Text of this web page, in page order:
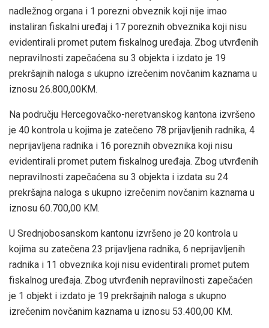
nadležnog organa i 1 porezni obveznik koji nije imao
instaliran fiskalni uređaj i 17 poreznih obveznika koji nisu
evidentirali promet putem fiskalnog uređaja. Zbog utvrđenih
nepravilnosti zapečaćena su 3 objekta i izdato je 19
prekršajnih naloga s ukupno izrečenim novčanim kaznama u
iznosu 26.800,00KM.
Na području Hercegovačko-neretvanskog kantona izvršeno
je 40 kontrola u kojima je zatečeno 78 prijavljenih radnika, 4
neprijavljena radnika i 16 poreznih obveznika koji nisu
evidentirali promet putem fiskalnog uređaja. Zbog utvrđenih
nepravilnosti zapečaćena su 3 objekta i izdata su 24
prekršajna naloga s ukupno izrečenim novčanim kaznama u
iznosu 60.700,00 KM.
U Srednjobosanskom kantonu izvršeno je 20 kontrola u
kojima su zatečena 23 prijavljena radnika, 6 neprijavljenih
radnika i 11 obveznika koji nisu evidentirali promet putem
fiskalnog uređaja. Zbog utvrđenih nepravilnosti zapečaćen
je 1 objekt i izdato je 19 prekršajnih naloga s ukupno
izrečenim novčanim kaznama u iznosu 53.400,00 KM.